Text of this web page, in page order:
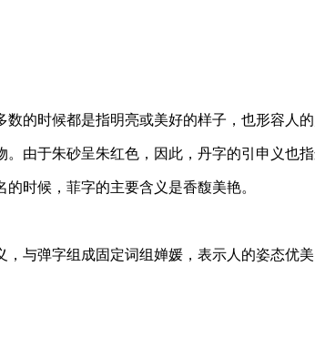
的时候都是指明亮或美好的样子，也形容人的
由于朱砂呈朱红色，因此，丹字的引申义也
时候，菲字的主要含义是香馥美艳。
与弹字组成固定词组婵媛，表示人的姿态优